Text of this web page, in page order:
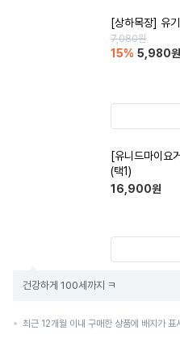
[상하목장] 유
7,080원
15% 5,980원
[유니드마이
(택1)
16,900원
건강하게 100세까지 ㅋ
최근 12개월 이내 구매한 상품에 배지가 표